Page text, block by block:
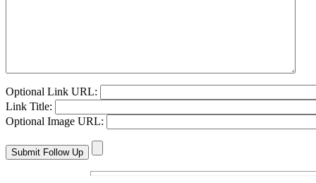
Optional Link URL:
Link Title:
Optional Image URL: